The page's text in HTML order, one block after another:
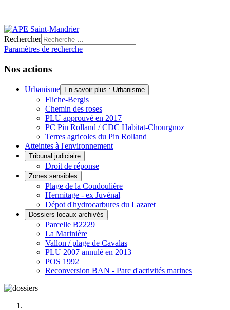
Rechercher
Paramètres de recherche
Nos actions
Urbanisme En savoir plus : Urbanisme
Fliche-Bergis
Chemin des roses
PLU approuvé en 2017
PC Pin Rolland / CDC Habitat-Chourgnoz
Terres agricoles du Pin Rolland
Atteintes à l'environnement
Tribunal judiciaire
Droit de réponse
Zones sensibles
Plage de la Coudoulière
Hermitage - ex Juvénal
Dépot d'hydrocarbures du Lazaret
Dossiers locaux archivés
Parcelle B2229
La Marinière
Vallon / plage de Cavalas
PLU 2007 annulé en 2013
POS 1992
Reconversion BAN - Parc d'activités marines